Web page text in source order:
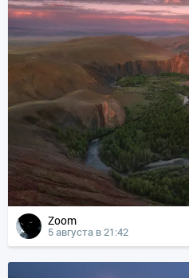
Zoom
5 августа в 21:42